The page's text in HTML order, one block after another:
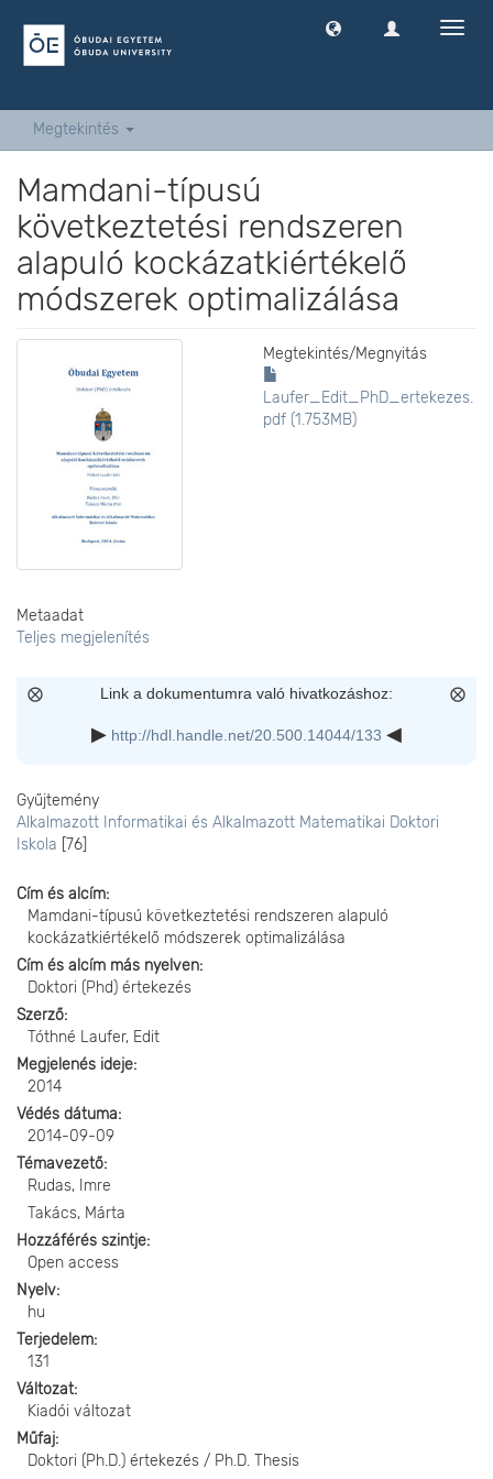
Megtekintés
Mamdani-típusú
következtetési rendszeren
alapuló kockázatkiértékelő
módszerek optimalizálása
Megtekintés/Megnyitás
Laufer_Edit_PhD_ertekezes.
pdf (1.753MB)
Metaadat
Teljes megjelenítés
Link a dokumentumra való hivatkozáshoz:
http://hdl.handle.net/20.500.14044/133
Gyűjtemény
Alkalmazott Informatikai és Alkalmazott Matematikai Doktori
Iskola [76]
Cím és alcím
Mamdani-típusú következtetési rendszeren alapuló
kockázatkiértékelő módszerek optimalizálása
Cím és alcím más nyelven
Doktori (Phd) értekezés
Szerző
Tóthné Laufer, Edit
Megjelenés ideje
2014
Védés dátuma
2014-09-09
Témavezető
Rudas, Imre
Takács, Márta
Hozzáférés szintje
Open access
Nyelv
hu
Terjedelem
131
Változat
Kiadói változat
Műfaj
Doktori (Ph.D.) értekezés / Ph.D. Thesis